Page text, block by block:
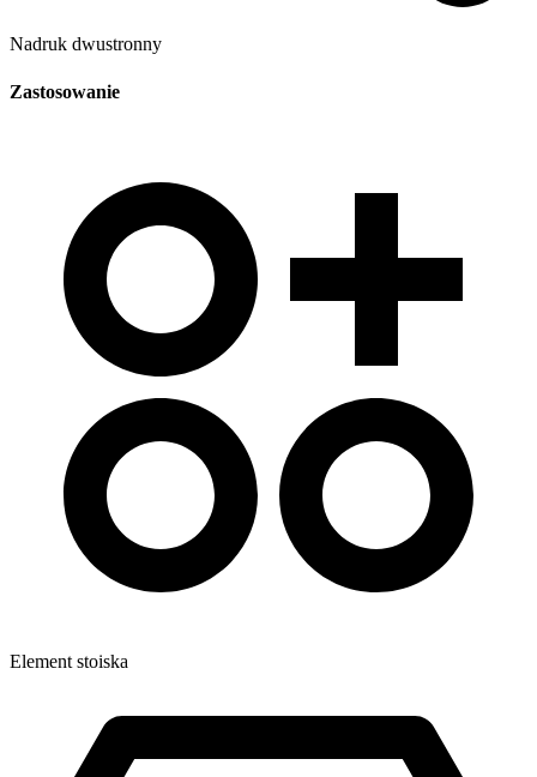
Nadruk dwustronny
Zastosowanie
Element stoiska